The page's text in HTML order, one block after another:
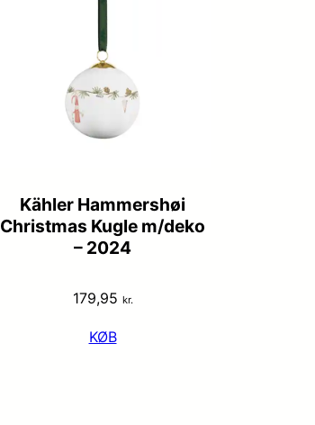
Kähler Hammershøi
Christmas Kugle m/deko
– 2024
179,95 kr.
KØB